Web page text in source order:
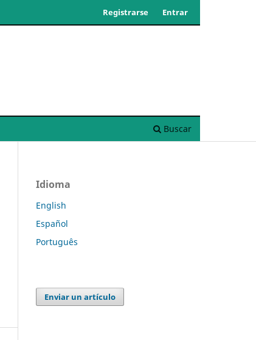
Buscar
Registrarse Entrar
Idioma
English
Español
Português
Enviar un artículo